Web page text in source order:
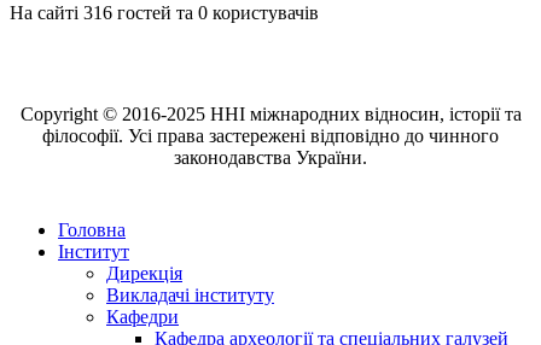
На сайті 316 гостей та 0 користувачів
Copyright © 2016-2025 ННІ міжнародних відносин, історії та
філософії. Усі права застережені відповідно до чинного
законодавства України.
Головна
Інститут
Дирекція
Викладачі інституту
Кафедри
Кафедра археології та спеціальних галузей